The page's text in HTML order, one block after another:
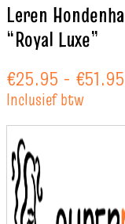
Leren
“Royal Luxe”
€25.95 - €51.95
Inclusief btw